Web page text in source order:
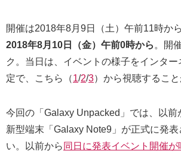
開催は2018年8月9日（土）午前11時から
2018年8月10日（金）午前0時から 。開
ク。当日は、イベントの様子をインタ
定で、こちら（1/2/3）から視聴すること
今回の「Galaxy Unpacked」では、以前
新型端末「Galaxy Note9」が正式に発
い。以前から 同日に発表イベント開催が